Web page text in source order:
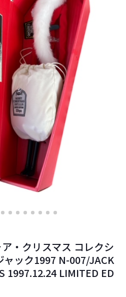
・クリスマス コレクシ
ャック1997 N-007/JACK
1997.12.24 LIMITED ED